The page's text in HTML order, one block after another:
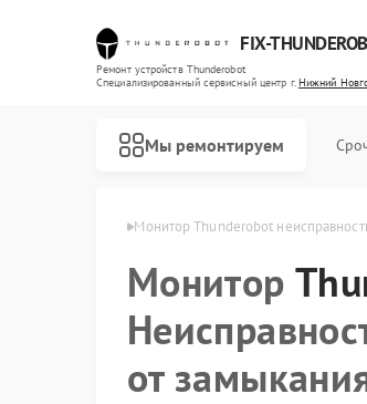
FIX-
Ремонт устройств Thunderobot
Специализированный cервисный центр г.Нижний
Мы ремонтируем
Нижнем Новгороде Монитор Thunderobot
Монитор
от